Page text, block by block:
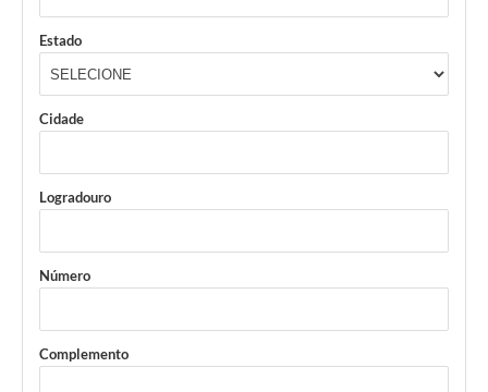
Estado
Cidade
Logradouro
Número
Complemento